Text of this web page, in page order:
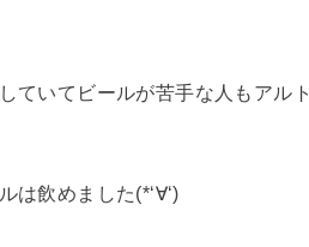
ていてビールが苦手な人もアルト
は飲めました(*‘∀‘)